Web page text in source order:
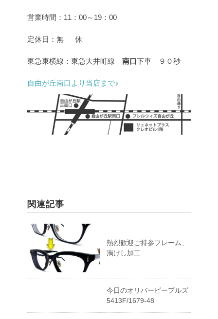
営業時間：11：00～19：00
定休日：無 休
東急東横線：東急大井町線 南口下車 ９０秒
自由が丘南口より当店まで♪
関連記事
熱烈歓迎ご持参フレーム、
渦けし加工
今日のオリバーピープルズ
5413F/1679-48